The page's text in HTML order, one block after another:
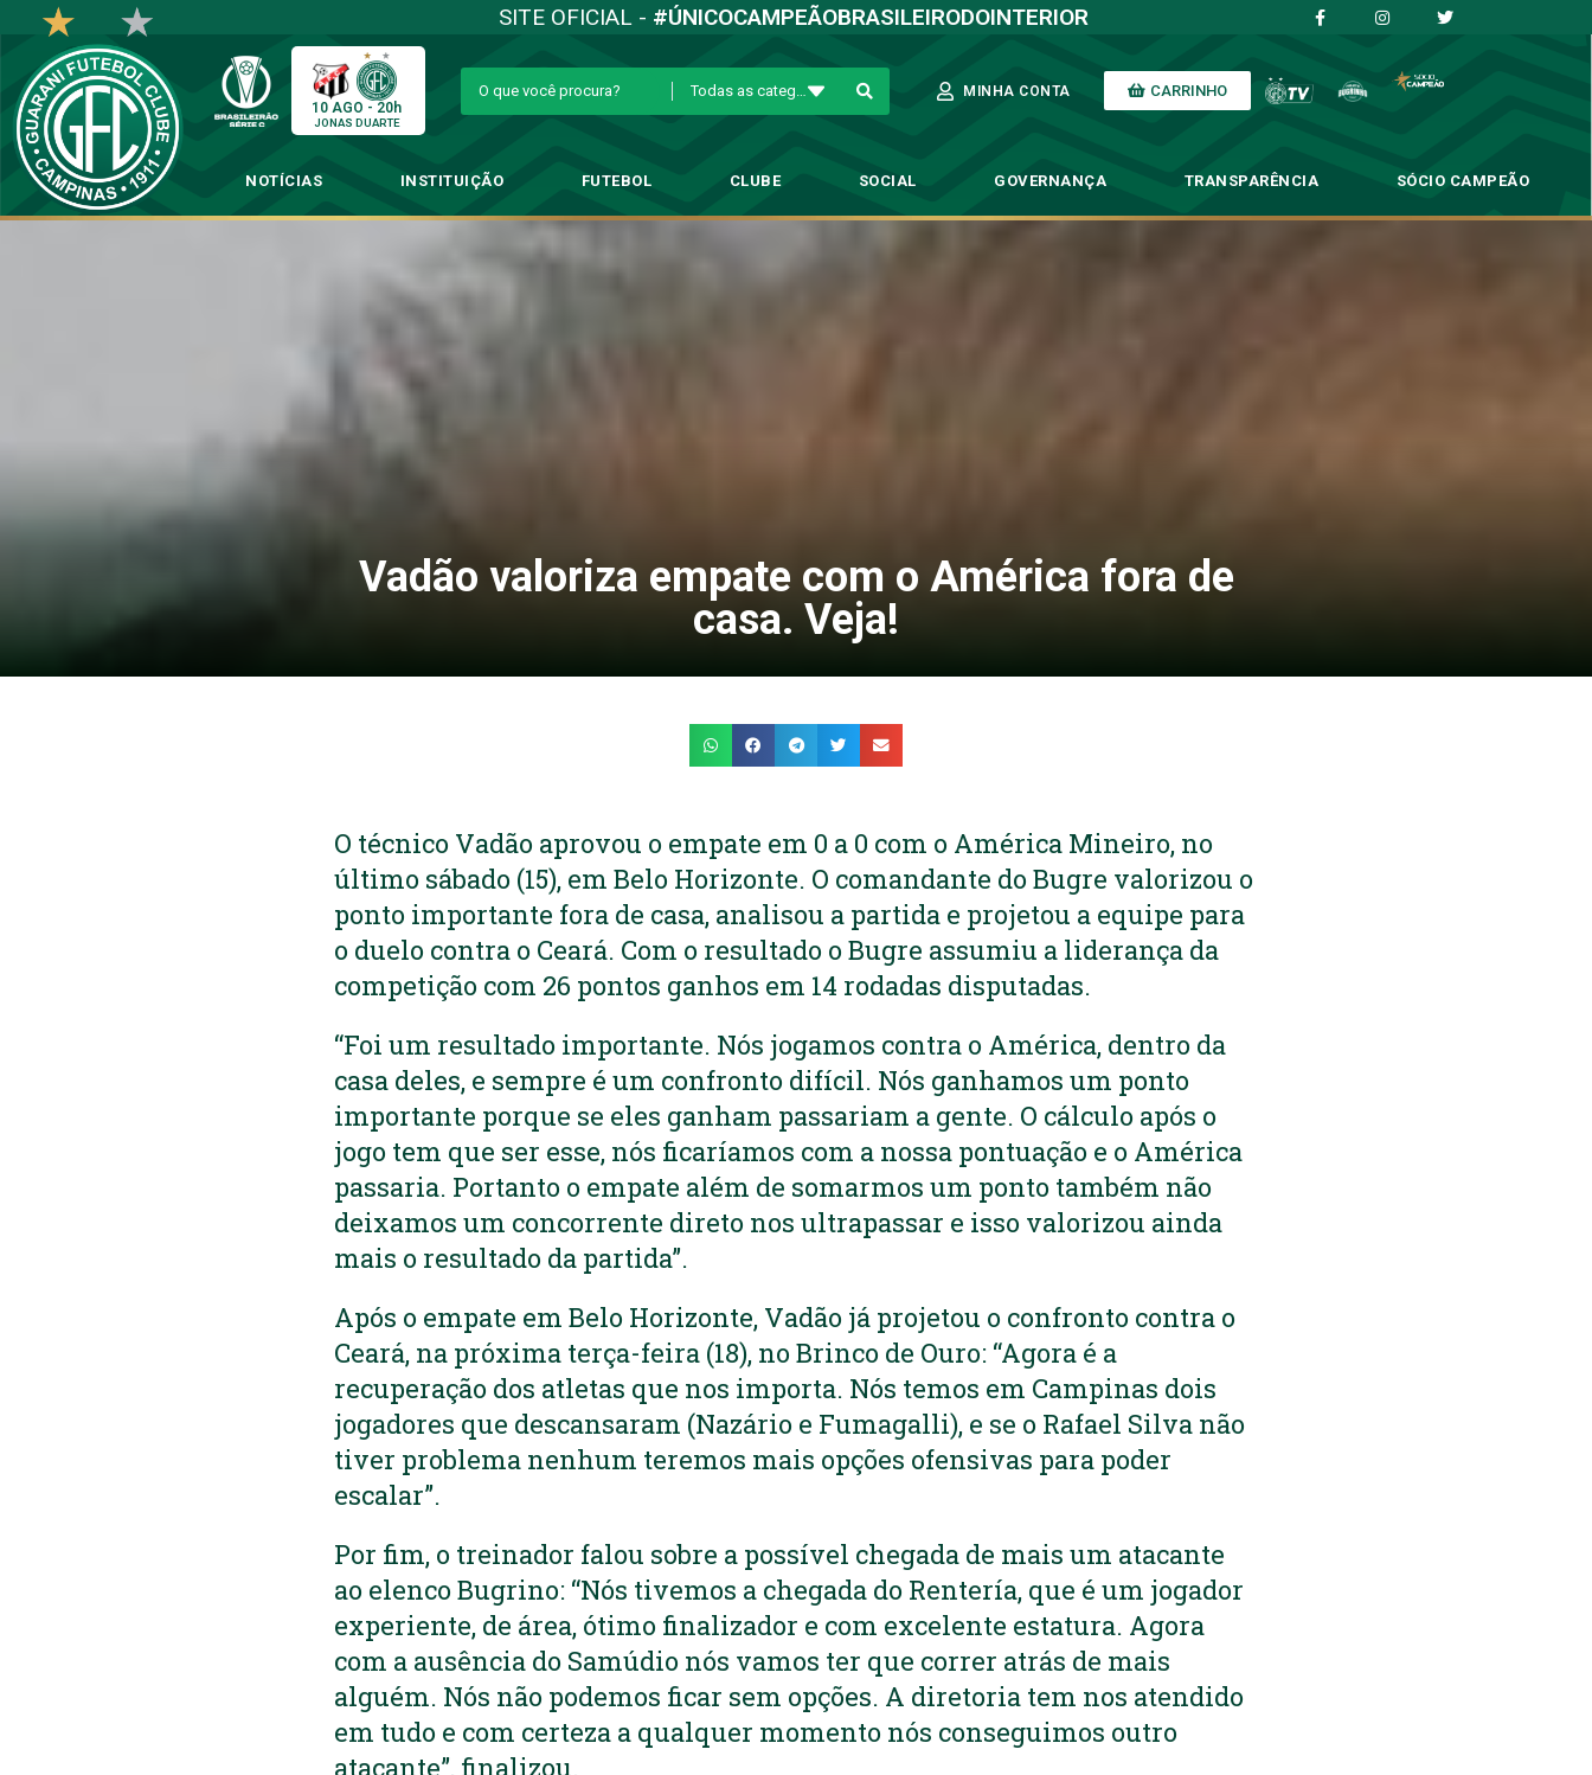
SITE OFICIAL - #ÚNICOCAMPEÃOBRASILEIRODOINTERIOR
10 AGO - 20h
JONAS DUARTE
MINHA CONTA CARRINHO
NOTÍCIAS INSTITUIÇÃO FUTEBOL CLUBE SOCIAL GOVERNANÇA TRANSPARÊNCIA SÓCIO CAMPEÃO
Vadão valoriza empate com o América fora de casa. Veja!
Vadão valoriza empate com o América fora de
casa. Veja!
O técnico Vadão aprovou o empate em 0 a 0 com o América Mineiro, no
último sábado (15), em Belo Horizonte. O comandante do Bugre valorizou o
ponto importante fora de casa, analisou a partida e projetou a equipe para
o duelo contra o Ceará. Com o resultado o Bugre assumiu a liderança da
competição com 26 pontos ganhos em 14 rodadas disputadas.
“Foi um resultado importante. Nós jogamos contra o América, dentro da
casa deles, e sempre é um confronto difícil. Nós ganhamos um ponto
importante porque se eles ganham passariam a gente. O cálculo após o
jogo tem que ser esse, nós ficaríamos com a nossa pontuação e o América
passaria. Portanto o empate além de somarmos um ponto também não
deixamos um concorrente direto nos ultrapassar e isso valorizou ainda
mais o resultado da partida”.
Após o empate em Belo Horizonte, Vadão já projetou o confronto contra o
Ceará, na próxima terça-feira (18), no Brinco de Ouro: “Agora é a
recuperação dos atletas que nos importa. Nós temos em Campinas dois
jogadores que descansaram (Nazário e Fumagalli), e se o Rafael Silva não
tiver problema nenhum teremos mais opções ofensivas para poder
escalar”.
Por fim, o treinador falou sobre a possível chegada de mais um atacante
ao elenco Bugrino: “Nós tivemos a chegada do Rentería, que é um jogador
experiente, de área, ótimo finalizador e com excelente estatura. Agora
com a ausência do Samúdio nós vamos ter que correr atrás de mais
alguém. Nós não podemos ficar sem opções. A diretoria tem nos atendido
em tudo e com certeza a qualquer momento nós conseguimos outro
atacante”, finalizou.